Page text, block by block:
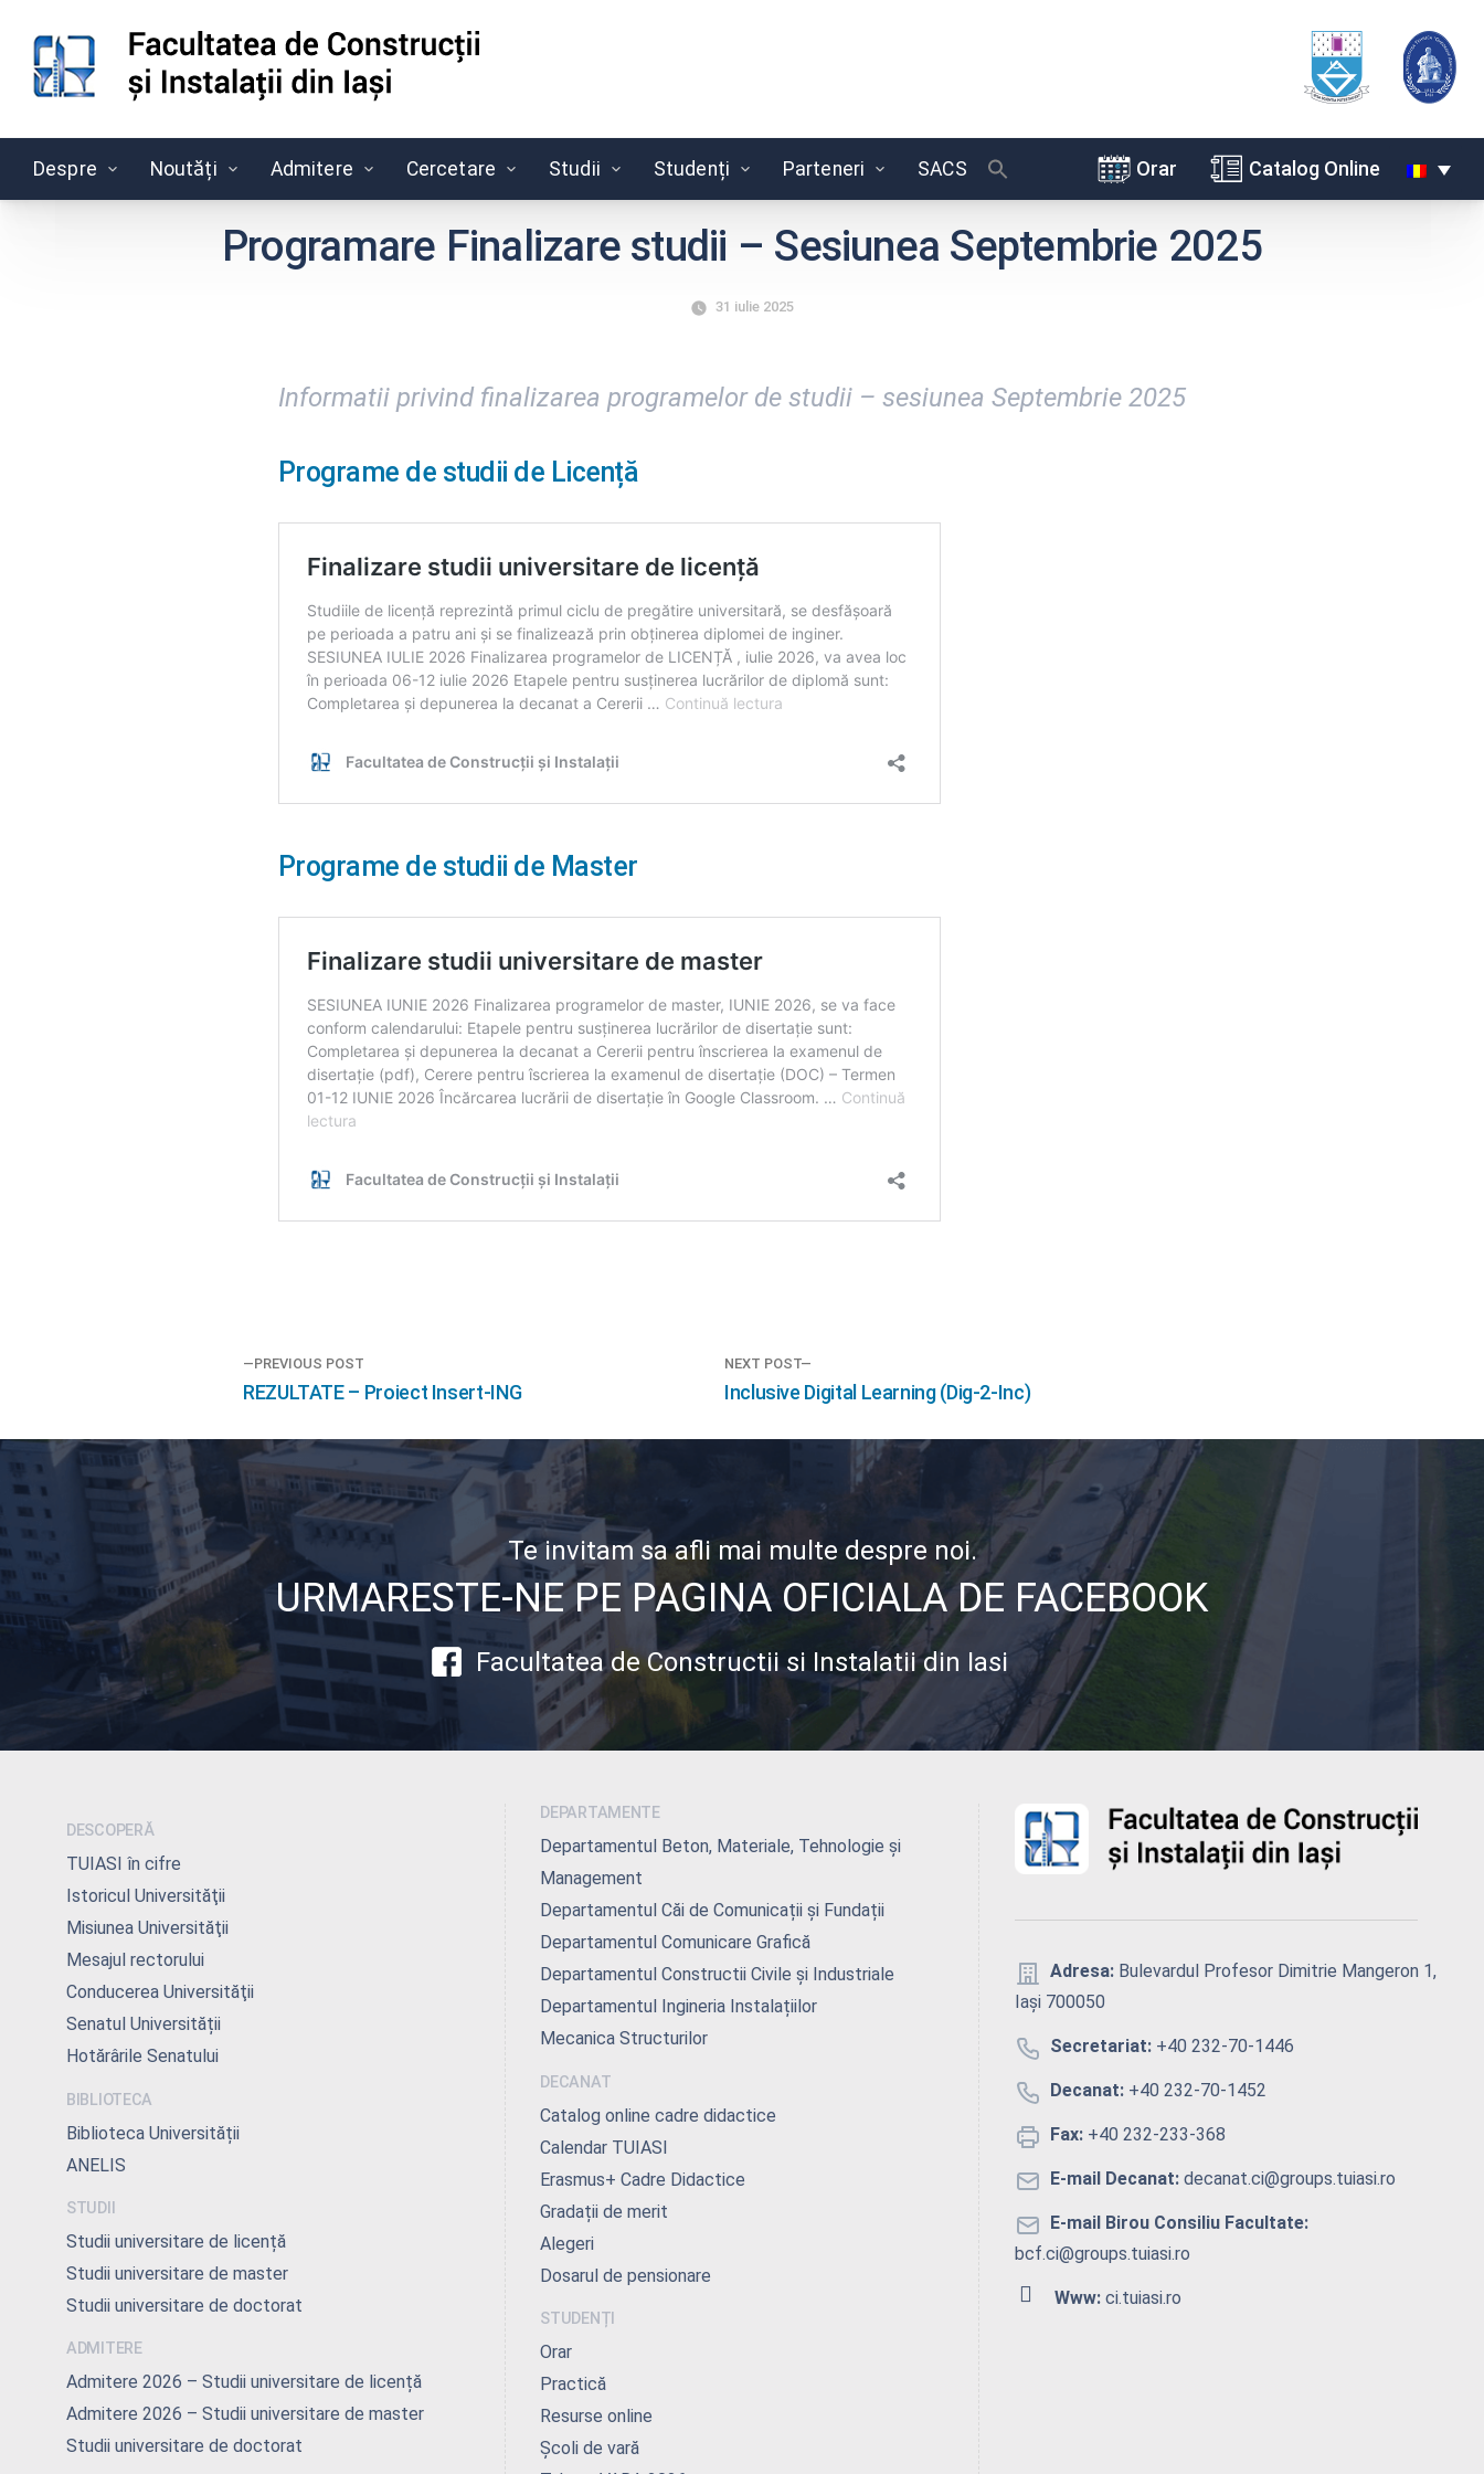
Despre Noutăți Admitere Cercetare Studii Studenți Parteneri SACS Orar Catalog Online
Programare Finalizare studii – Sesiunea Septembrie 2025
31 iulie 2025
Informatii privind finalizarea programelor de studii – sesiunea Septembrie 2025
Programe de studii de Licență
Programe de studii de Master
articole
PREVIOUS POST
Previous
REZULTATE – Proiect Insert-ING
NEXT POST
Next
Inclusive Digital Learning (Dig-2-Inc)
Te invitam sa afli mai multe despre noi.
URMARESTE-NE PE PAGINA OFICIALA DE FACEBOOK
Facultatea de Constructii si Instalatii din Iasi
DESCOPERĂ
TUIASI în cifre
Istoricul Universităţii
Misiunea Universităţii
Mesajul rectorului
Conducerea Universităţii
Senatul Universității
Hotărârile Senatului
BIBLIOTECA
Biblioteca Universității
ANELIS
STUDII
Studii universitare de licență
Studii universitare de master
Studii universitare de doctorat
ADMITERE
Admitere 2026 – Studii universitare de licență
Admitere 2026 – Studii universitare de master
Studii universitare de doctorat
DEPARTAMENTE
Departamentul Beton, Materiale, Tehnologie și
Management
Departamentul Căi de Comunicații și Fundații
Departamentul Comunicare Grafică
Departamentul Constructii Civile și Industriale
Departamentul Ingineria Instalațiilor
Mecanica Structurilor
DECANAT
Catalog online cadre didactice
Calendar TUIASI
Erasmus+ Cadre Didactice
Gradații de merit
Alegeri
Dosarul de pensionare
STUDENȚI
Orar
Practică
Resurse online
Școli de vară
Adresa:Bulevardul Profesor Dimitrie Mangeron 1,
Iași 700050
Secretariat:+40 232-70-1446
Decanat:+40 232-70-1452
Fax:+40 232-233-368
E-mail Decanat:decanat.ci@groups.tuiasi.ro
E-mail Birou Consiliu Facultate:
bcf.ci@groups.tuiasi.ro
Www: ci.tuiasi.ro